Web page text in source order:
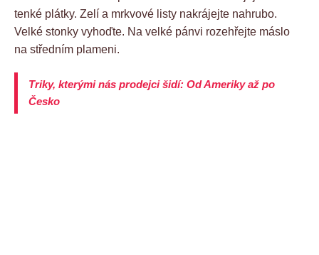
tenké plátky. Zelí a mrkvové listy nakrájejte nahrubo.
Velké stonky vyhoďte. Na velké pánvi rozehřejte máslo
na středním plameni.
Triky, kterými nás prodejci šidí: Od Ameriky až po
Česko